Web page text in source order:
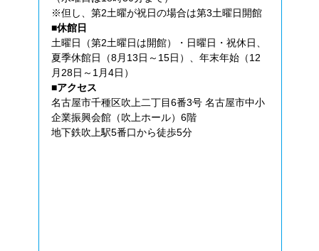
※但し、第2土曜が祝日の場合は第3土曜日開館
■休館日
土曜日（第2土曜日は開館）・日曜日・祝休日、
夏季休館日（8月13日～15日）、年末年始（12
月28日～1月4日）
■アクセス
名古屋市千種区吹上二丁目6番3号 名古屋市中小
企業振興会館（吹上ホール）6階
地下鉄吹上駅5番口から徒歩5分